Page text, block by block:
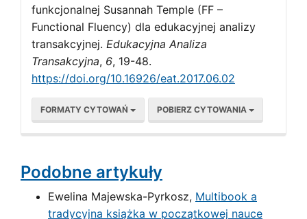
funkcjonalnej Susannah Temple (FF –
Functional Fluency) dla edukacyjnej analizy
transakcyjnej. Edukacyjna Analiza
Transakcyjna, 6, 19-48.
https://doi.org/10.16926/eat.2017.06.02
FORMATY CYTOWAŃ POBIERZ CYTOWANIA
Podobne artykuły
Ewelina Majewska-Pyrkosz, Multibook a
tradycyjna książka w początkowej nauce